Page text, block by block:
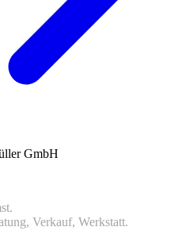
GmbH
Verkauf, Werkstatt.